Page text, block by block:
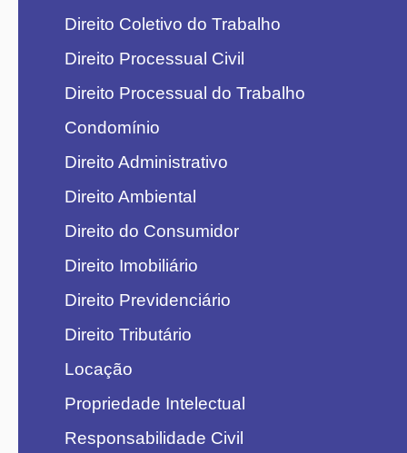
Direito Coletivo do Trabalho
Direito Processual Civil
Direito Processual do Trabalho
Condomínio
Direito Administrativo
Direito Ambiental
Direito do Consumidor
Direito Imobiliário
Direito Previdenciário
Direito Tributário
Locação
Propriedade Intelectual
Responsabilidade Civil